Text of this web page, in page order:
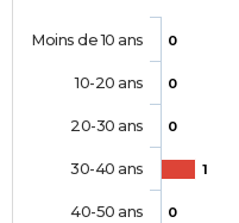
0
0
0
1
0
Moins de 10 ans
10-20 ans
20-30 ans
30-40 ans
40-50 ans